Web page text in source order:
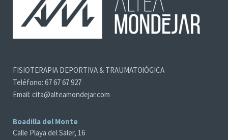
FISIOTERAPIA DEPORTIVA & TRAUMATOlÓGICA
Teléfono: 67 67 67 927
Email: cita@alteamondejar.com
Boadilla del Monte
Calle Playa del Saler, 16